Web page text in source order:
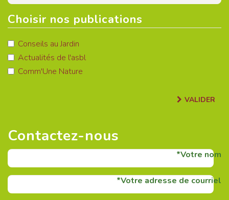
Choisir nos publications
Conseils au Jardin
Actualités de l'asbl
Comm'Une Nature
VALIDER
Contactez-nous
Votre nom
Votre adresse de courriel